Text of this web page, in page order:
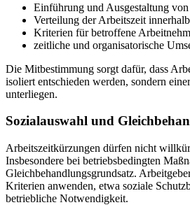
Einführung und Ausgestaltung
Verteilung der Arbeitszeit
Kriterien für betroffene
zeitliche und organisatorische
Die Mitbestimmung sorgt dafür, dass
isoliert entschieden werden, sondern
unterliegen.
Sozialauswahl und
Arbeitszeitkürzungen dürfen nicht
Insbesondere bei betriebsbedingten
Gleichbehandlungsgrundsatz.
Kriterien anwenden, etwa soziale
betriebliche Notwendigkeit.